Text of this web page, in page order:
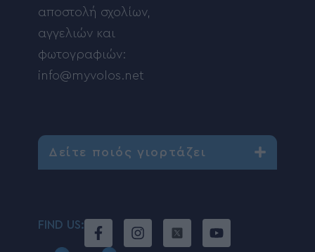
αποστολή σχολίων,
αγγελιών και
φωτογραφιών:
info@myvolos.net
Δείτε ποιός γιορτάζει
FIND US: